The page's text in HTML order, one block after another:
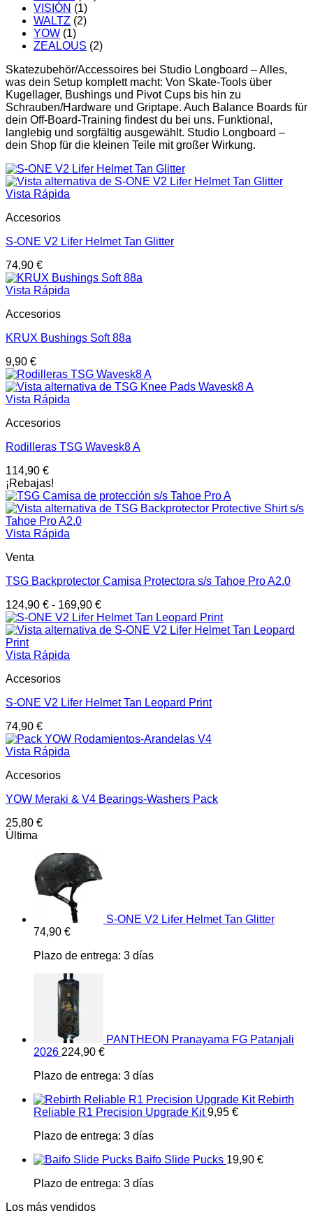
VISIÓN (1)
WALTZ (2)
YOW (1)
ZEALOUS (2)
Skatezubehör/Accessoires bei Studio Longboard – Alles,
was dein Setup komplett macht: Von Skate-Tools über
Kugellager, Bushings und Pivot Cups bis hin zu
Schrauben/Hardware und Griptape. Auch Balance Boards für
dein Off-Board-Training findest du bei uns. Funktional,
langlebig und sorgfältig ausgewählt. Studio Longboard –
dein Shop für die kleinen Teile mit großer Wirkung.
Vista Rápida
Accesorios
S-ONE V2 Lifer Helmet Tan Glitter
74,90 €
Vista Rápida
Accesorios
KRUX Bushings Soft 88a
9,90 €
Vista Rápida
Accesorios
Rodilleras TSG Wavesk8 A
114,90 €
¡Rebajas!
Vista Rápida
Venta
TSG Backprotector Camisa Protectora s/s Tahoe Pro A2.0
124,90 € - 169,90 €
Vista Rápida
Accesorios
S-ONE V2 Lifer Helmet Tan Leopard Print
74,90 €
Vista Rápida
Accesorios
YOW Meraki & V4 Bearings-Washers Pack
25,80 €
Última
S-ONE V2 Lifer Helmet Tan Glitter
74,90 €
Plazo de entrega: 3 días
PANTHEON Pranayama FG Patanjali
2026 224,90 €
Plazo de entrega: 3 días
Rebirth
Reliable R1 Precision Upgrade Kit 9,95 €
Plazo de entrega: 3 días
Baifo Slide Pucks 19,90 €
Plazo de entrega: 3 días
Los más vendidos